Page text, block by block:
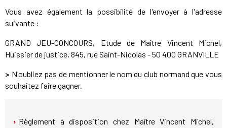
Vous avez également la possibilité de l'envoyer à l'adresse
suivante :
GRAND JEU-CONCOURS, Etude de Maître Vincent Michel,
Huissier de justice, 845, rue Saint-Nicolas - 50 400 GRANVILLE
> N'oubliez pas de mentionner le nom du club normand que vous
souhaitez faire gagner.
Règlement à disposition chez Maître Vincent Michel,